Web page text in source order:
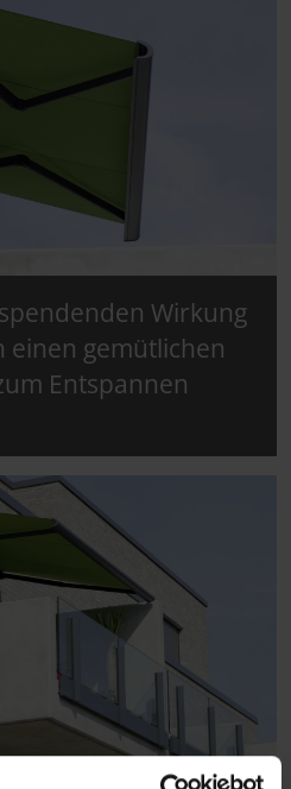
Wirkung
einen gemütlichen
Entspannen